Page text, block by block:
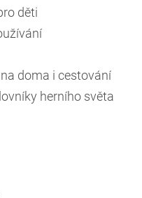
děti
doma i cestování
herního světa